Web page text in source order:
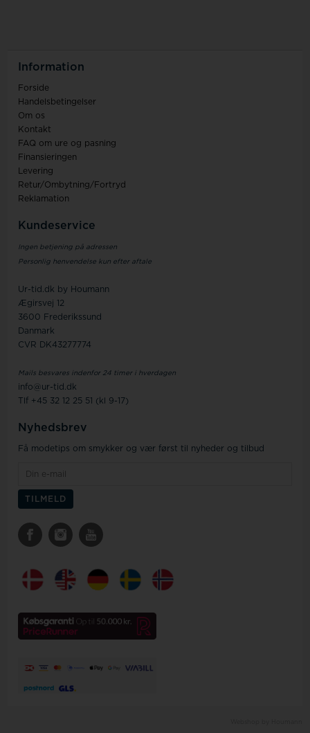
Information
Forside
Handelsbetingelser
Om os
Kontakt
FAQ om ure og pasning
Finansieringen
Levering
Retur/Ombytning/Fortryd
Reklamation
Kundeservice
Ingen betjening på adressen
Personlig henvendelse kun efter aftale
Ur-tid.dk by Houmann
Ægirsvej 12
3600 Frederikssund
Danmark
CVR DK43277774
Mails besvares indenfor 24 timer i hverdagen
info@ur-tid.dk
Tlf +45 32 12 25 51 (kl 9-17)
Nyhedsbrev
Få modetips om smykker og vær først til nyheder og tilbud